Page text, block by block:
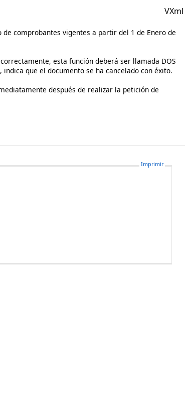
VXml
de comprobantes vigentes a partir del 1 de Enero de
esta función deberá ser llamada DOS
indica que el documento se ha cancelado con éxito.
después de realizar la petición de
Imprimir